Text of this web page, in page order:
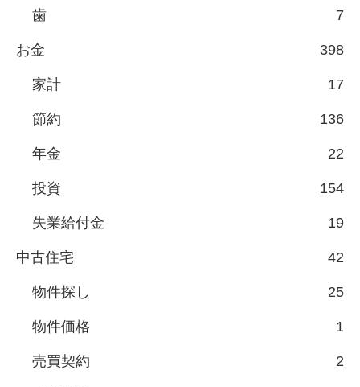
歯 7
お金 398
家計 17
節約 136
年金 22
投資 154
失業給付金 19
中古住宅 42
物件探し 25
物件価格 1
売買契約 2